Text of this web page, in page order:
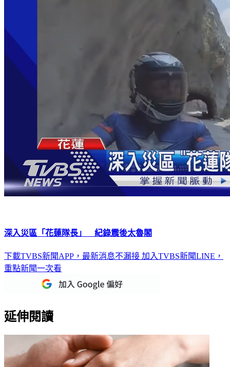
深入災區「花蓮隊長」 紀錄震後太魯閣
下載TVBS新聞APP，最新消息不漏接 加入TVBS新聞LINE，
重點新聞一次看
延伸閱讀